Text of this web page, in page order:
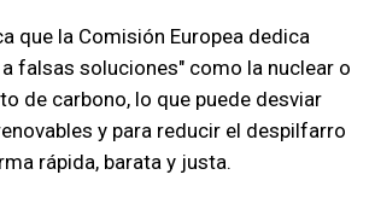
que la Comisión Europea dedica
falsas soluciones" como la nuclear o
de carbono, lo que puede desviar
y para reducir el despilfarro
rápida, barata y justa.